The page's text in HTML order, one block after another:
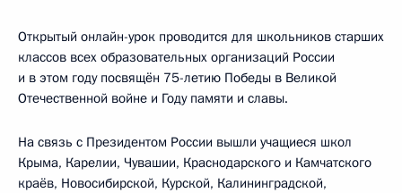
Открытый онлайн-урок проводится для школьников старших
классов всех образовательных организаций России
и в этом году посвящён 75-летию Победы в Великой
Отечественной войне и Году памяти и славы.
На связь с Президентом России вышли учащиеся школ
Крыма, Карелии, Чувашии, Краснодарского и Камчатского
краёв, Новосибирской, Курской, Калининградской,